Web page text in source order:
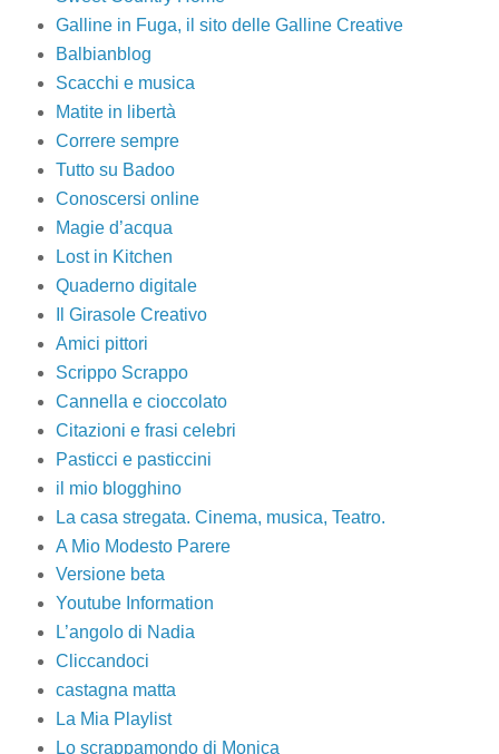
Galline in Fuga, il sito delle Galline Creative
Balbianblog
Scacchi e musica
Matite in libertà
Correre sempre
Tutto su Badoo
Conoscersi online
Magie d’acqua
Lost in Kitchen
Quaderno digitale
Il Girasole Creativo
Amici pittori
Scrippo Scrappo
Cannella e cioccolato
Citazioni e frasi celebri
Pasticci e pasticcini
il mio blogghino
La casa stregata. Cinema, musica, Teatro.
A Mio Modesto Parere
Versione beta
Youtube Information
L’angolo di Nadia
Cliccandoci
castagna matta
La Mia Playlist
Lo scrappamondo di Monica